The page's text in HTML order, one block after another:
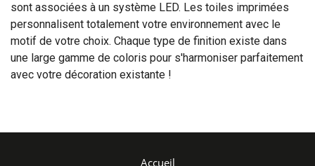
sont associées à un système LED. Les toiles imprimées
personnalisent totalement votre environnement avec le
motif de votre choix. Chaque type de finition existe dans
une large gamme de coloris pour s'harmoniser parfaitement
avec votre décoration existante !
Accueil